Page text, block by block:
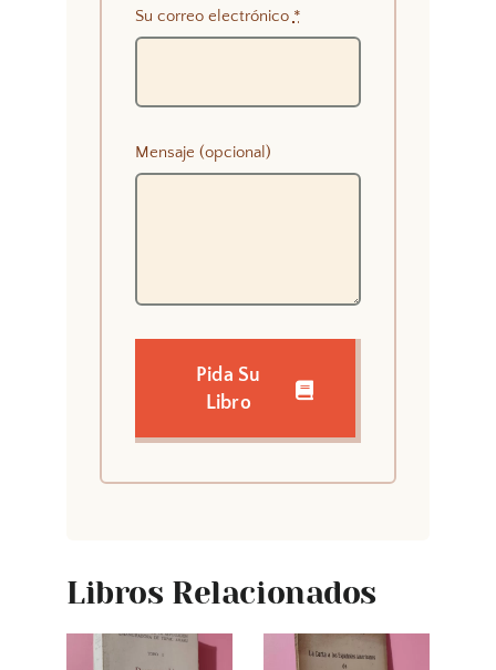
Su correo electrónico *
Mensaje (opcional)
Pida Su
Libro
Libros Relacionados